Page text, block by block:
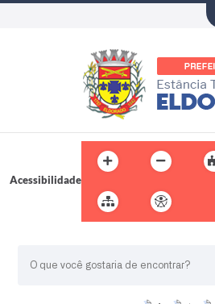
Acessibilidade